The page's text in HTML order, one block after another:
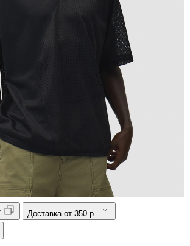
Доставка от 350 р.